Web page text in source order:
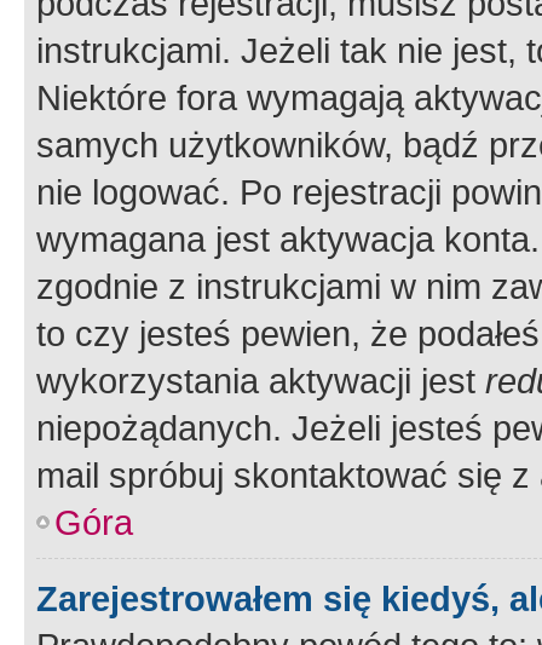
instrukcjami. Jeżeli tak nie jest,
Niektóre fora wymagają
samych użytkowników, bądź
nie logować. Po rejestracji
wymagana jest aktywacja
zgodnie z instrukcjami w nim
to czy jesteś pewien, że
wykorzystania aktywacji jest
niepożądanych. Jeżeli jesteś
mail spróbuj skontaktować się
Góra
Zarejestrowałem się kiedyś,